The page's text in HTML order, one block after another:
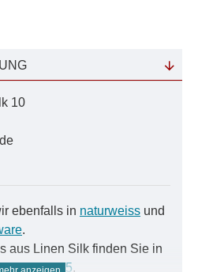
10
ebenfalls in naturweiss und
.
aus Linen Silk finden Sie in
16065.